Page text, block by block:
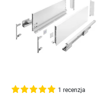
1 recenzja